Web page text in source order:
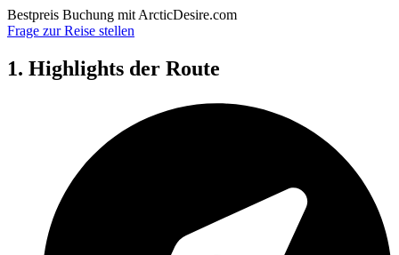
Bestpreis Buchung mit ArcticDesire.com
Frage zur Reise stellen
1. Highlights der Route